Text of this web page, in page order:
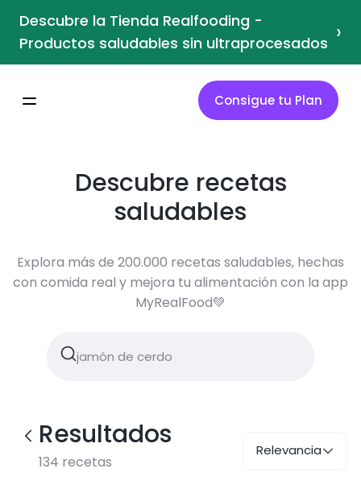
Descubre la Tienda Realfooding -
Productos saludables sin ultraprocesados ›
Consigue tu Plan
Descubre recetas
saludables
Explora más de 200.000 recetas saludables, hechas
con comida real y mejora tu alimentación con la app
MyRealFood💚
Resultados
134 recetas
Relevancia